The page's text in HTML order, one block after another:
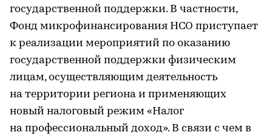
государственной поддержки. В частности,
Фонд микрофинансирования НСО приступает
к реализации мероприятий по оказанию
государственной поддержки физическим
лицам, осуществляющим деятельность
на территории региона и применяющих
новый налоговый режим «Налог
на профессиональный доход». В связи с чем в